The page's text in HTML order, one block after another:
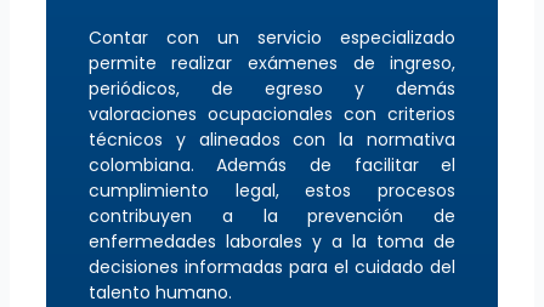
Contar con un servicio especializado
permite realizar exámenes de ingreso,
periódicos, de egreso y demás
valoraciones ocupacionales con criterios
técnicos y alineados con la normativa
colombiana. Además de facilitar el
cumplimiento legal, estos procesos
contribuyen a la prevención de
enfermedades laborales y a la toma de
decisiones informadas para el cuidado del
talento humano.